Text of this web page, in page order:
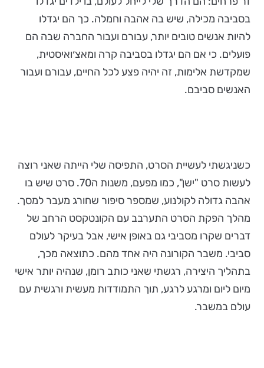
בסביבה מכילה, שיש בה אהבה וחמלה. כך הם יגדלו
להיות אנשים טובים יותר, עבורם ועבור החברה שבה הם
פועלים. כי אם הם יגדלו בסביבה קרה ומאצ׳ואיסטית,
שמקדשת אלימות, זה יהיה פצע לכל החיים, עבורם ועבור
האנשים סביבם.
כשניגשתי לעשיית הסרט, התפיסה שלי הייתה שאני רוצה
לעשות סרט "ישן", כמו מפעם, משנות ה70. סרט שיש בו
אהבה גדולה לקולנוע, שמספר סיפור שחורג מעבר למסך.
מהלך הפקת הסרט התערבב עם הקונטקסט הרחב של
דברים שקרו מסביבי גם באופן אישי, אבל בעיקר לעולם
סביבי. משבר הקורונה היה אחד מהם. כתוצאה מכך,
בתהליך היצירה, רגשתי שאני כותב רומן, שנהיה יותר אישי
מיום ליום ומרגע לרגע, תוך התמודדות מעשית ורגשית עם
עולם במשבר.